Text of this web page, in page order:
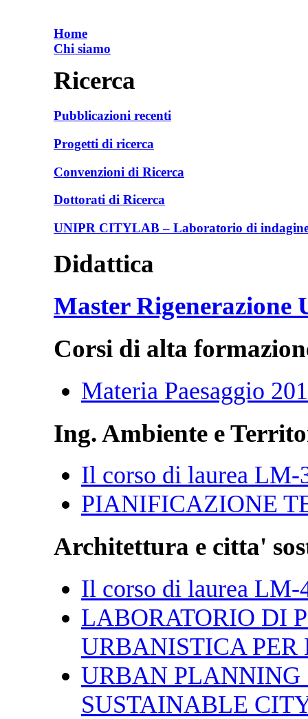
Home
Chi siamo
Ricerca
Pubblicazioni recenti
Progetti di ricerca
Convenzioni di Ricerca
Dottorati di Ricerca
UNIPR CITYLAB – Laboratorio di
Didattica
Master Rigenerazione
Corsi di alta
Materia Paesaggio
Ing. Ambiente e
Il corso di laurea LM-
PIANIFICAZIONE
Architettura e citta'
Il corso di laurea LM-
LABORATORIO DI
URBANISTICA
URBAN PLANNING
SUSTAINABLE